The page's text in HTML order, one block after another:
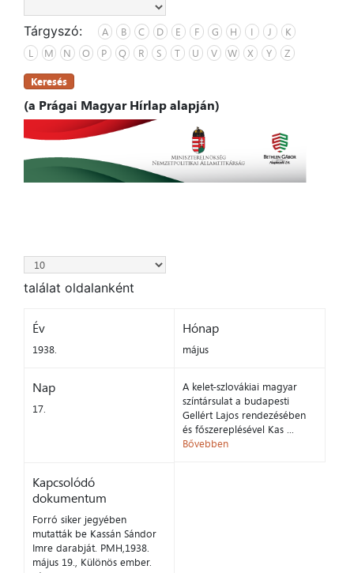
Tárgyszó: A B C D E F G H I J
K
L
M N O P Q R S T U V W X Y Z
Keresés
(a Prágai Magyar Hírlap alapján)
találat oldalanként
Év
1938.
Hónap
május
Nap
17.
A kelet-szlovákiai magyar
színtársulat a budapesti
Gellért Lajos rendezésében
és főszereplésével Kas ...
Bővebben
Kapcsolódó
dokumentum
Forró siker jegyében
mutatták be Kassán Sándor
Imre darabját. PMH,1938.
május 19., Különös ember.